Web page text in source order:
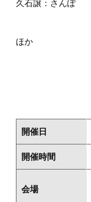
久石譲：さんぽ
ほか
開催日
開催時間
会場